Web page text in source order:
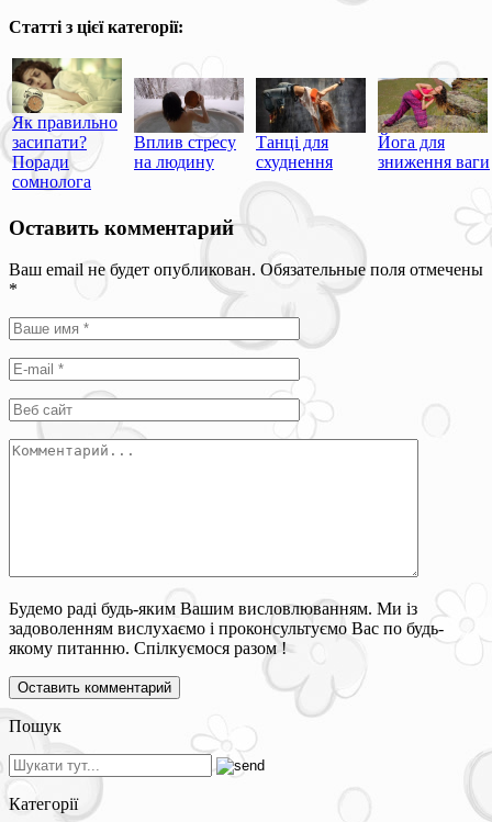
Статті з цієї категорії:
Як правильно
засипати?
Поради
сомнолога
Вплив стресу
на людину
Танці для
схуднення
Йога для
зниження ваги
Оставить комментарий
Ваш email не будет опубликован. Обязательные поля отмечены
*
Будемо раді будь-яким Вашим висловлюванням. Ми із
задоволенням вислухаємо і проконсультуємо Вас по будь-
якому питанню. Спілкуємося разом !
Пошук
Категорії